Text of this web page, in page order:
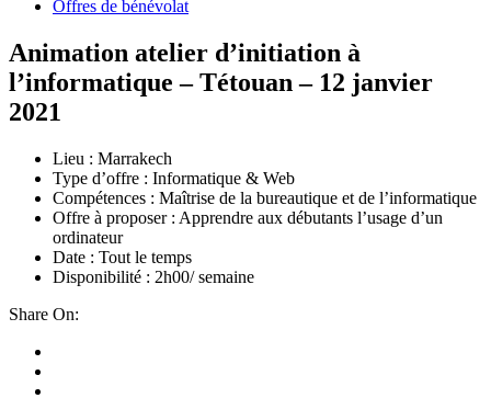
Offres de bénévolat
Animation atelier d’initiation à
l’informatique – Tétouan – 12 janvier
2021
Lieu : Marrakech
Type d’offre : Informatique & Web
Compétences : Maîtrise de la bureautique et de l’informatique
Offre à proposer : Apprendre aux débutants l’usage d’un
ordinateur
Date : Tout le temps
Disponibilité : 2h00/ semaine
Share On: